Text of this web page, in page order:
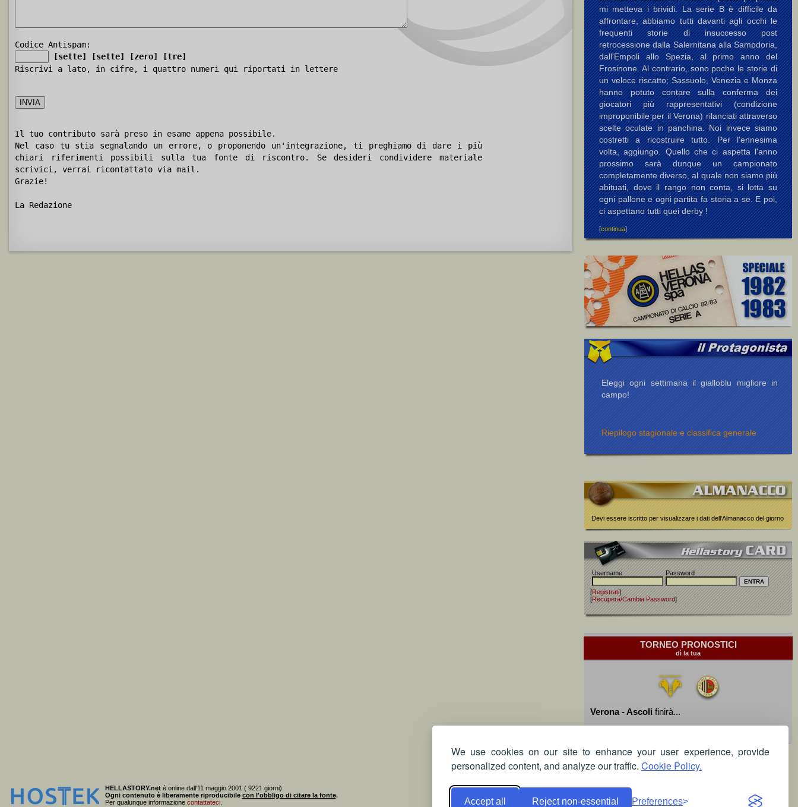
We use cookies on our site to enhance your user experience, provide
personalized content, and analyze our traffic. Cookie Policy.
Accept all Reject non-essential Preferences
Codice Antispam:
[sette]
[sette] [zero]
[tre]
Riscrivi a lato, in cifre, i quattro numeri qui riportati in lettere
Il tuo contributo sarà preso in esame appena possibile.
Nel caso tu stia segnalando un errore, o proponendo un'integrazione, ti preghiamo di dare i più
chiari riferimenti possibili sulla tua fonte di riscontro. Se desideri condividere materiale
scrivici, verrai ricontattato via mail.
Grazie!
La Redazione
mi metteva i brividi. La serie B è difficile da
affrontare, abbiamo tutti davanti agli occhi le
frequenti storie di insuccesso post
retrocessione dalla Salernitana alla Sampdoria,
dall'Empoli allo Spezia, al primo anno del
Frosinone. Al contrario, sono poche le storie di
un veloce riscatto; Sassuolo, Venezia e Monza
hanno potuto contare sulla conferma dei
giocatori più rappresentativi (condizione
improponibile per il Verona) rilanciati attraverso
scelte oculate in panchina. Noi invece siamo
costretti a ricostruire tutto. Per l'ennesima
volta, aggiungo. Quello che ci aspetta l'anno
prossimo sarà dunque un campionato
completamente diverso, al quale non siamo più
abituati, dove il rango non conta, si lotta su
ogni pallone e ogni partita fa storia a se. E poi,
ci aspettano tutti quei derby !
[continua]
Eleggi ogni settimana il gialloblu migliore in
campo!
Riepilogo stagionale e classifica generale
Devi essere iscritto per visualizzare i dati dell'Almanacco del giorno
Username Password
[Registrati]
[Recupera/Cambia Password]
TORNEO PRONOSTICI
dì la tua
Verona - Ascoli finirà...
HELLASTORY.netè online dall'11 maggio 2001 ( 9221 giorni)
Ogni contenuto è liberamente riproducibile con l'obbligo di citare la fonte.
Per qualunque informazione contattateci.